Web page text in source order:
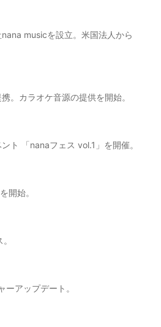
musicを設立。米国法人から
。カラオケ音源の提供を開始。
ト 「nanaフェス vol.1」を開催。
開始。
アップデート。